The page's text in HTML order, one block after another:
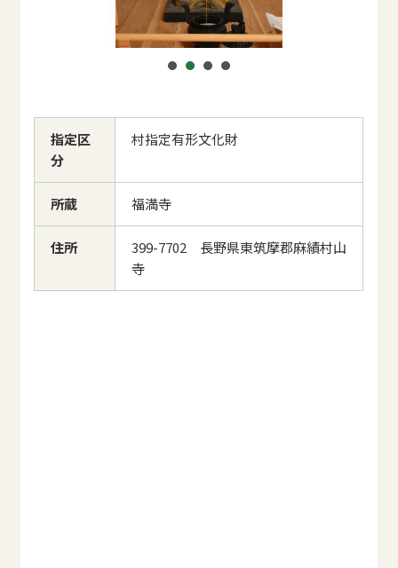
指定区
分
村指定有形文化財
所蔵 福満寺
住所
399-7702 長野県東筑摩郡麻績村山
寺